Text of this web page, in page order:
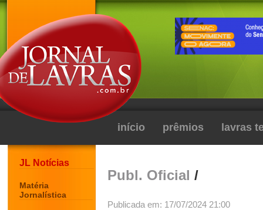
início prêmios lavras
JL Notícias
Matéria
Jornalística
Publ. Oficial /
Publicada em: 17/07/2024 21:00